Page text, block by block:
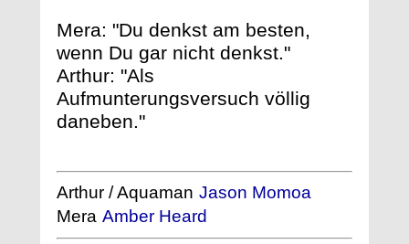
Mera: "Du denkst am besten,
wenn Du gar nicht denkst."
Arthur: "Als
Aufmunterungsversuch völlig
daneben."
Arthur / Aquaman Jason Momoa
Mera Amber Heard